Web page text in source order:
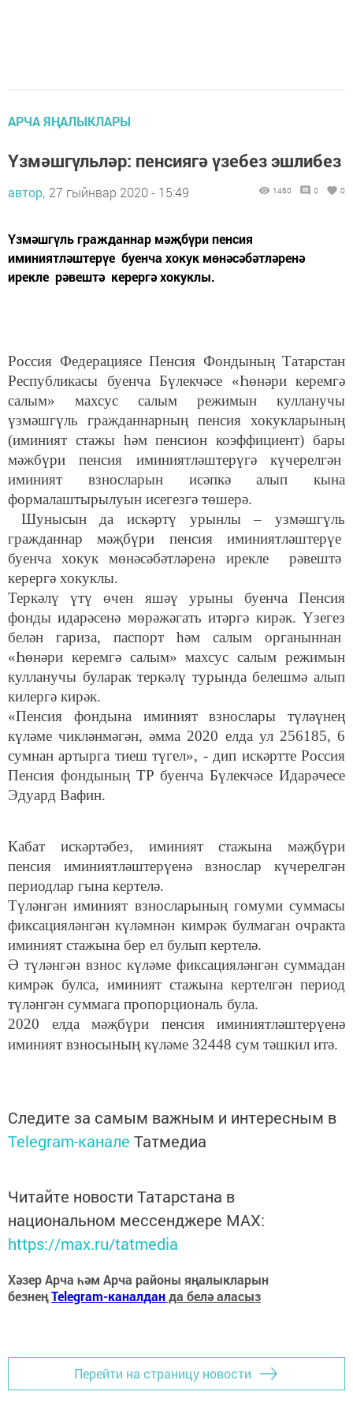
АРЧА ЯҢАЛЫКЛАРЫ
Үзмәшгүльләр: пенсиягә үзебез эшлибез
автор, 27 гыйнвар 2020 - 15:49 1460 0 0
Үзмәшгүль гражданнар мәҗбүри пенсия
иминиятләштерүе буенча хокук мөнәсәбәтләренә
ирекле рәвештә керергә хокуклы.
Россия Федерациясе Пенсия Фондының Татарстан
Республикасы буенча Бүлекчәсе «Һөнәри керемгә
салым» махсус салым режимын кулланучы
үзмәшгүль гражданнарның пенсия хокукларының
(иминият стажы һәм пенсион коэффициент) бары
мәжбүри пенсия иминиятләштерүгә күчерелгән
иминият взносларын исәпкә алып кына
формалаштырылуын исегезгә төшерә.
Шунысын да искәртү урынлы – узмәшгүль
гражданнар мәҗбүри пенсия иминиятләштерүе
буенча хокук мөнәсәбәтләренә ирекле рәвештә
керергә хокуклы.
Теркәлү үтү өчен яшәү урыны буенча Пенсия
фонды идарәсенә мөрәжәгать итәргә кирәк. Үзегез
белән гариза, паспорт һәм салым органыннан
«Һөнәри керемгә салым» махсус салым режимын
кулланучы буларак теркәлү турында белешмә алып
килергә кирәк.
«Пенсия фондына иминият взнослары түләүнең
күләме чикләнмәгән, әмма 2020 елда ул 256185, 6
сумнан артырга тиеш түгел», - дип искәртте Россия
Пенсия фондының ТР буенча Бүлекчәсе Идарәчесе
Эдуард Вафин.
Кабат искәртәбез, иминият стажына мәҗбүри
пенсия иминиятләштерүенә взнослар күчерелгән
периодлар гына кертелә.
Түләнгән иминият взносларының гомуми суммасы
фиксацияләнгән күләмнән кимрәк булмаган очракта
иминият стажына бер ел булып кертелә.
Ә түләнгән взнос күләме фиксацияләнгән суммадан
кимрәк булса, иминият стажына кертелгән период
түләнгән суммага пропорциональ була.
2020 елда мәҗбүри пенсия иминиятләштерүенә
иминият взносының күләме 32448 сум тәшкил итә.
Следите за самым важным и интересным в
Telegram-канале Татмедиа
Читайте новости Татарстана в
национальном мессенджере MАХ:
https://max.ru/tatmedia
Хәзер Арча һәм Арча районы яңалыкларын
безнеңTelegram-каналданда белә аласыз
Перейти на страницу новости